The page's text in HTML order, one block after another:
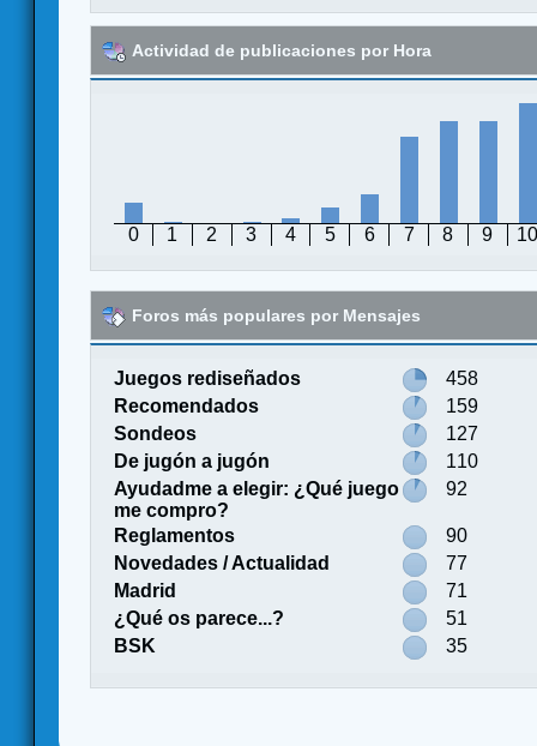
Actividad de publicaciones por Hora
0 1 2 3 4 5 6 7 8 9 10
Foros más populares por Mensajes
Juegos rediseñados
458
Recomendados
159
Sondeos
127
De jugón a jugón
110
Ayudadme a elegir: ¿Qué juego
me compro?
92
Reglamentos
90
Novedades / Actualidad
77
Madrid
71
¿Qué os parece...?
51
BSK
35